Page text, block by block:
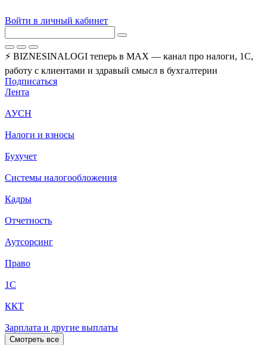
Войти в личный кабинет
⚡ BIZNESINALOGI теперь в MAX — канал про налоги, 1С,
работу с клиентами и здравый смысл в бухгалтерии
Подписаться
Лента
АУСН
Налоги и взносы
Бухучет
Системы налогообложения
Кадры
Отчетность
Аутсорсинг
Право
1С
ККТ
Зарплата и другие выплаты
Смотреть все